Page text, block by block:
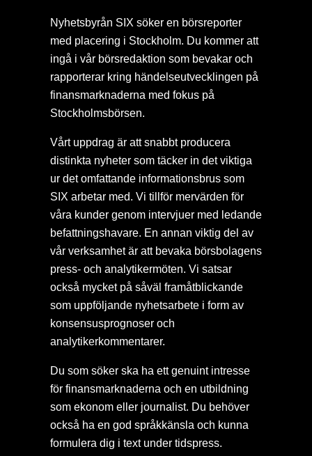
Nyhetsbyrån SIX söker en börsreporter
med placering i Stockholm. Du kommer att
ingå i vår börsredaktion som bevakar och
rapporterar kring händelseutvecklingen på
finansmarknaderna med fokus på
Stockholmsbörsen.
Vårt uppdrag är att snabbt producera
distinkta nyheter som täcker in det viktiga
ur det omfattande informationsbrus som
SIX arbetar med. Vi tillför mervärden för
våra kunder genom intervjuer med ledande
befattningshavare. En annan viktig del av
vår verksamhet är att bevaka börsbolagens
press- och analytikermöten. Vi satsar
också mycket på såväl framåtblickande
som uppföljande nyhetsarbete i form av
konsensusprognoser och
analytikerkommentarer.
Du som söker ska ha ett genuint intresse
för finansmarknaderna och en utbildning
som ekonom eller journalist. Du behöver
också ha en god språkkänsla och kunna
formulera dig i text under tidspress.